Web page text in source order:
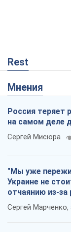
Rest
Мнения
Россия теряет
на самом деле
Сергей Мисюра
"Мы уже
Украине не
отчаянию из-за
Сергей Марченко,